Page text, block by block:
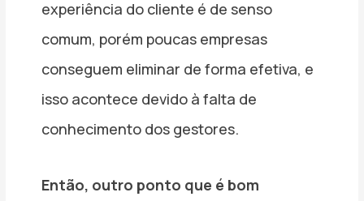
experiência do cliente é de senso
comum, porém poucas empresas
conseguem eliminar de forma efetiva, e
isso acontece devido à falta de
conhecimento dos gestores.
Então, outro ponto que é bom